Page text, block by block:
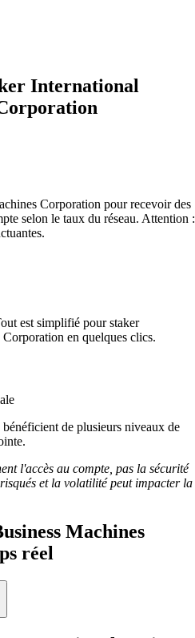
International
Corporation pour recevoir des
selon le taux du réseau. Attention :
est simplifié pour staker
en quelques clics.
de plusieurs niveaux de
l'accès au compte, pas la sécurité
et la volatilité peut impacter la
Machines
réel